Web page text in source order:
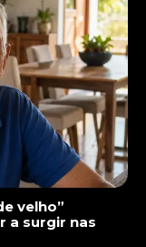
velho”
a surgir nas